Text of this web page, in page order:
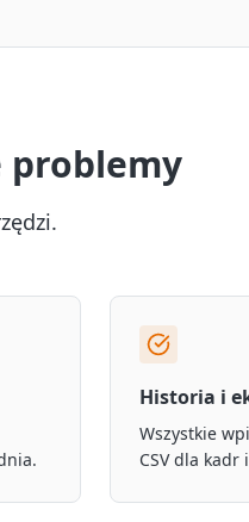
problemy
Historia i
Wszystkie
CSV dla kadr